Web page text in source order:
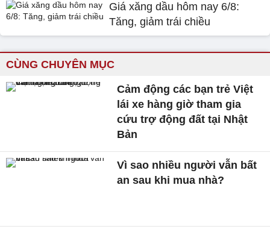
Giá xăng dầu hôm nay 6/8:
Tăng, giảm trái chiều
CÙNG CHUYÊN MỤC
Cảm động các bạn trẻ Việt
lái xe hàng giờ tham gia
cứu trợ động đất tại Nhật
Bản
Vì sao nhiều người vẫn bất
an sau khi mua nhà?